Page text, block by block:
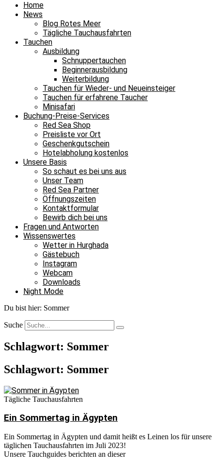
Home
News
Blog Rotes Meer
Tägliche Tauchausfahrten
Tauchen
Ausbildung
Schnuppertauchen
Beginnerausbildung
Weiterbildung
Tauchen für Wieder- und Neueinsteiger
Tauchen für erfahrene Taucher
Minisafari
Buchung-Preise-Services
Red Sea Shop
Preisliste vor Ort
Geschenkgutschein
Hotelabholung kostenlos
Unsere Basis
So schaut es bei uns aus
Unser Team
Red Sea Partner
Öffnungszeiten
Kontaktformular
Bewirb dich bei uns
Fragen und Antworten
Wissenswertes
Wetter in Hurghada
Gästebuch
Instagram
Webcam
Downloads
Night Mode
Du bist hier: Sommer
Suche
Schlagwort: Sommer
Schlagwort: Sommer
Tägliche Tauchausfahrten
Ein Sommertag in Ägypten
Ein Sommertag in Ägypten und damit heißt es Leinen los für unsere
täglichen Tauchausfahrten im Juli 2023!
Unsere Tauchguides berichten an dieser